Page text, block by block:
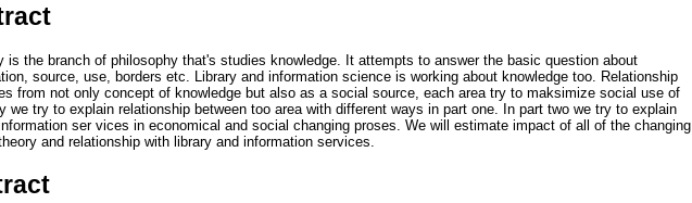
is the branch of philosophy that's studies knowledge. It attempts to answer the basic question about
source, use, borders etc. Library and information science is working about knowledge too. Relationship
from not only concept of knowledge but also as a social source, each area try to maksimize social use of
we try to explain relationship between too area with different ways in part one. In part two we try to explain
ser vices in economical and social changing proses. We will estimate impact of all of the changing
and relationship with library and information services.